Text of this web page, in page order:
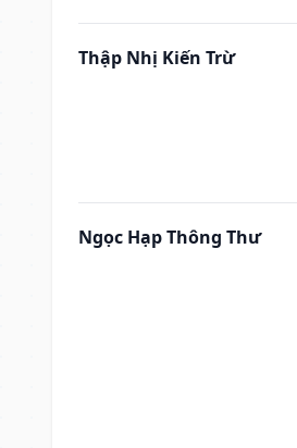
Thập Nhị Kiến Trừ
Ngọc Hạp Thông Thư